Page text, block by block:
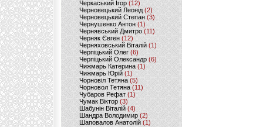
Черкаський Ігор (12)
Черновецький Леонід(2)
Черновецький Степан (3)
Чернушенко Антон (1)
Чернявський Дмитро(11)
Черняк Євген(12)
Черняховський Віталій (1)
Черпіцький Олег (6)
Черпіцький Олександр (6)
Чижмарь Катерина (1)
Чижмарь Юрій (1)
Чорновіл Тетяна (5)
Чорновол Тетяна (11)
Чубаров Рефат (1)
Чумак Віктор(3)
Шабунін Віталій (4)
Шандра Володимир (2)
Шаповалов Анатолій(1)